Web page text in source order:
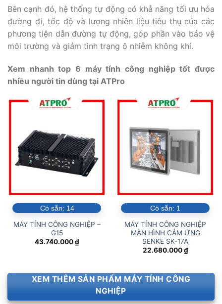
Bên cạnh đó, hệ thống tự động có khả năng tối ưu hóa
đường đi, tốc độ và lượng nhiên liệu tiêu thụ của các
phương tiện dẫn đường tự động, góp phần vào bảo vệ
môi trường và giảm tình trạng ô nhiễm không khí.
Xem nhanh top 6 máy tính công nghiệp tốt được
nhiều người tin dùng tại ATPro
Có sẵn: 14
MÁY TÍNH CÔNG NGHIỆP –
G15
43.740.000₫
Có sẵn: 1
MÁY TÍNH CÔNG NGHIỆP
MÀN HÌNH CẢM ỨNG
SENKE SK-17A
22.680.000₫
XEM THÊM SẢN PHẨM MÁY TÍNH CÔNG
NGHIỆP